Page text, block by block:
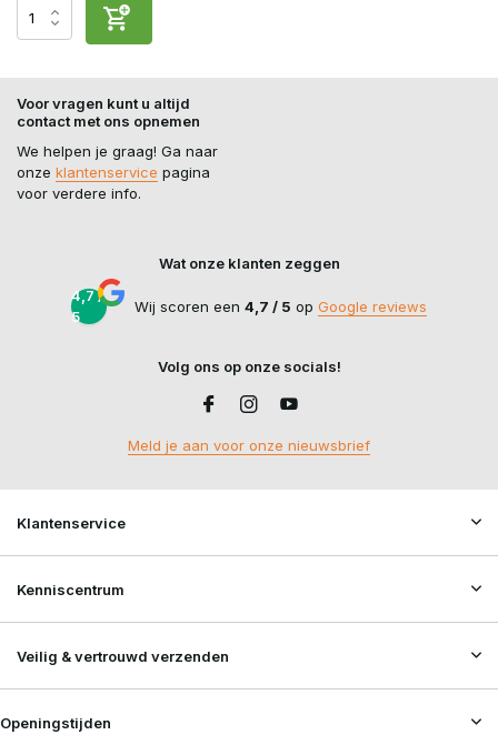
Voor vragen kunt u altijd
contact met ons opnemen
We helpen je graag! Ga naar
onze klantenservice pagina
voor verdere info.
Wat onze klanten zeggen
4,7 /
5
Wij scoren een 4,7 / 5 op Google reviews
Volg ons op onze socials!
Meld je aan voor onze nieuwsbrief
Klantenservice
Kenniscentrum
Veilig & vertrouwd verzenden
Openingstijden